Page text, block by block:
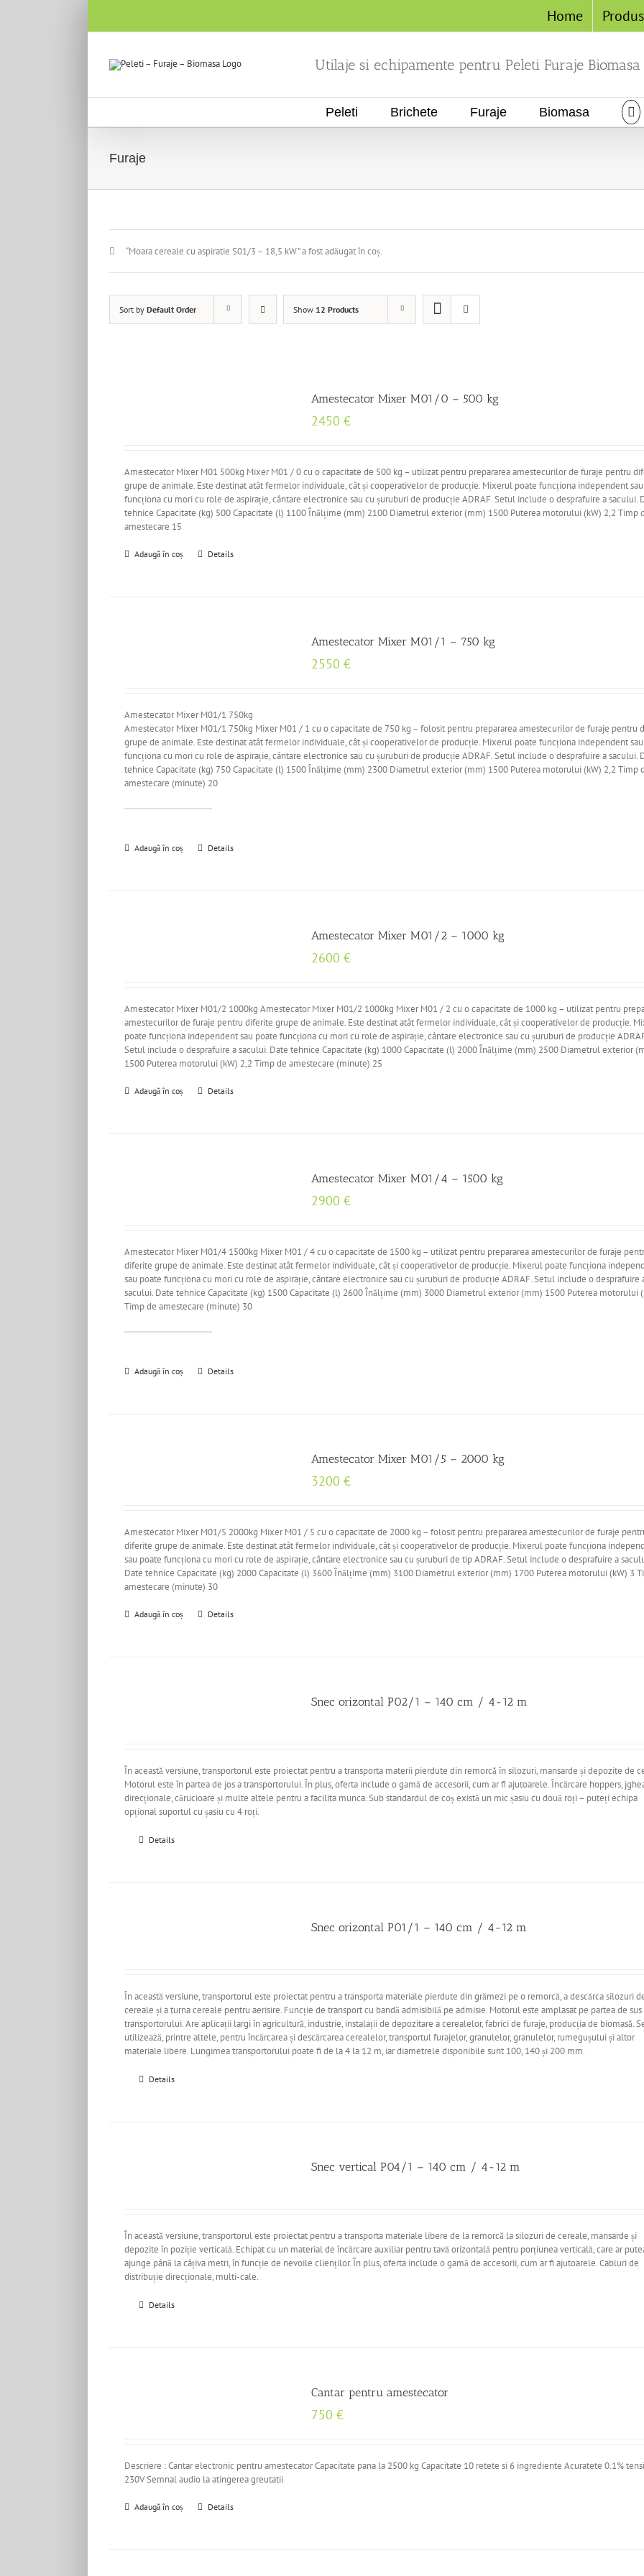
Home
Utilaje si echipamente pentru Peleti Furaje Biomasa
Peleti Brichete Furaje Biomasa
Furaje
“Moara cereale cu aspiratie S01/3 – 18,5 kW” a fost adăugat în coș.
Sort by Default Order Show 12 Products
Amestecator Mixer M01/0 – 500 kg
2450 €
Amestecator Mixer M01 500kg Mixer M01 / 0 cu o capacitate de 500 kg – utilizat pentru prepararea amestecurilor de furaje pentru
grupe de animale. Este destinat atât fermelor individuale, cât și cooperativelor de producție. Mixerul poate funcționa independent
funcționa cu mori cu role de aspirație, cântare electronice sau cu șuruburi de producție ADRAF. Setul include o desprafuire a sacului.
tehnice Capacitate (kg) 500 Capacitate (l) 1100 Înălțime (mm) 2100 Diametrul exterior (mm) 1500 Puterea motorului (kW) 2,2 Timp
amestecare 15
Adaugă în coș Details
Amestecator Mixer M01/1 – 750 kg
2550 €
Amestecator Mixer M01/1 750kg
Amestecator Mixer M01/1 750kg Mixer M01 / 1 cu o capacitate de 750 kg – folosit pentru prepararea amestecurilor de furaje pentru
grupe de animale. Este destinat atât fermelor individuale, cât și cooperativelor de producție. Mixerul poate funcționa independent
funcționa cu mori cu role de aspirație, cântare electronice sau cu șuruburi de producție ADRAF. Setul include o desprafuire a sacului.
tehnice Capacitate (kg) 750 Capacitate (l) 1500 Înălțime (mm) 2300 Diametrul exterior (mm) 1500 Puterea motorului (kW) 2,2 Timp
amestecare (minute) 20
Adaugă în coș Details
Amestecator Mixer M01/2 – 1000 kg
2600 €
Amestecator Mixer M01/2 1000kg Amestecator Mixer M01/2 1000kg Mixer M01 / 2 cu o capacitate de 1000 kg – utilizat pentru
amestecurilor de furaje pentru diferite grupe de animale. Este destinat atât fermelor individuale, cât și cooperativelor de producție.
poate funcționa independent sau poate funcționa cu mori cu role de aspirație, cântare electronice sau cu șuruburi de producție
Setul include o desprafuire a sacului. Date tehnice Capacitate (kg) 1000 Capacitate (l) 2000 Înălțime (mm) 2500 Diametrul exterior
1500 Puterea motorului (kW) 2,2 Timp de amestecare (minute) 25
Adaugă în coș Details
Amestecator Mixer M01/4 – 1500 kg
2900 €
Amestecator Mixer M01/4 1500kg Mixer M01 / 4 cu o capacitate de 1500 kg – utilizat pentru prepararea amestecurilor de furaje
diferite grupe de animale. Este destinat atât fermelor individuale, cât și cooperativelor de producție. Mixerul poate funcționa
sau poate funcționa cu mori cu role de aspirație, cântare electronice sau cu șuruburi de producție ADRAF. Setul include o desprafuire
sacului. Date tehnice Capacitate (kg) 1500 Capacitate (l) 2600 Înălțime (mm) 3000 Diametrul exterior (mm) 1500 Puterea motorului
Timp de amestecare (minute) 30
Adaugă în coș Details
Amestecator Mixer M01/5 – 2000 kg
3200 €
Amestecator Mixer M01/5 2000kg Mixer M01 / 5 cu o capacitate de 2000 kg – folosit pentru prepararea amestecurilor de furaje
diferite grupe de animale. Este destinat atât fermelor individuale, cât și cooperativelor de producție. Mixerul poate funcționa
sau poate funcționa cu mori cu role de aspirație, cântare electronice sau cu șuruburi de tip ADRAF. Setul include o desprafuire a
Date tehnice Capacitate (kg) 2000 Capacitate (l) 3600 Înălțime (mm) 3100 Diametrul exterior (mm) 1700 Puterea motorului (kW) 3
amestecare (minute) 30
Adaugă în coș Details
Snec orizontal P02/1 – 140 cm / 4-12 m
În această versiune, transportorul este proiectat pentru a transporta materii pierdute din remorcă în silozuri, mansarde și depozite de
Motorul este în partea de jos a transportorului. În plus, oferta include o gamă de accesorii, cum ar fi ajutoarele. Încărcare hoppers,
direcționale, cărucioare și multe altele pentru a facilita munca. Sub standardul de coș există un mic șasiu cu două roți – puteți echipa
opțional suportul cu șasiu cu 4 roți.
Details
Snec orizontal P01/1 – 140 cm / 4-12 m
În această versiune, transportorul este proiectat pentru a transporta materiale pierdute din grămezi pe o remorcă, a descărca silozuri
cereale și a turna cereale pentru aerisire. Funcție de transport cu bandă admisibilă pe admisie. Motorul este amplasat pe partea de sus
transportorului. Are aplicații largi în agricultură, industrie, instalații de depozitare a cerealelor, fabrici de furaje, producția de biomasă.
utilizează, printre altele, pentru încărcarea și descărcarea cerealelor, transportul furajelor, granulelor, granulelor, rumegușului și altor
materiale libere. Lungimea transportorului poate fi de la 4 la 12 m, iar diametrele disponibile sunt 100, 140 și 200 mm.
Details
Snec vertical P04/1 – 140 cm / 4-12 m
În această versiune, transportorul este proiectat pentru a transporta materiale libere de la remorcă la silozuri de cereale, mansarde și
depozite în poziție verticală. Echipat cu un material de încărcare auxiliar pentru tavă orizontală pentru porțiunea verticală, care ar
ajunge până la câțiva metri, în funcție de nevoile clienților. În plus, oferta include o gamă de accesorii, cum ar fi ajutoarele. Cabluri de
distribuție direcționale, multi-cale.
Details
Cantar pentru amestecator
750 €
Descriere : Cantar electronic pentru amestecator Capacitate pana la 2500 kg Capacitate 10 retete si 6 ingrediente Acuratete 0.1%
230V Semnal audio la atingerea greutatii
Adaugă în coș Details